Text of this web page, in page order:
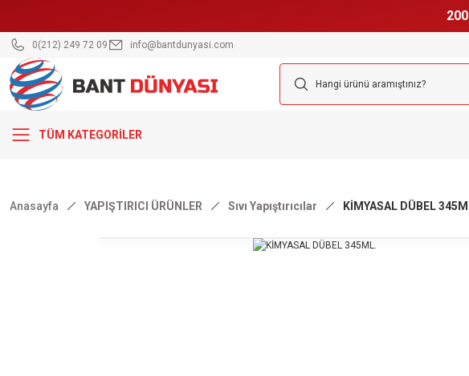
0(212) 249 72 09 info@bantdunyasi.com
TÜM KATEGORİLER
Anasayfa YAPIŞTIRICI ÜRÜNLER Sıvı Yapıştırıcılar KİMYASAL DÜBEL